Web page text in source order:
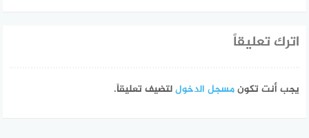
اترك تعليقاً
يجب أنت تكونمسجل الدخوللتضيف تعليقاً.